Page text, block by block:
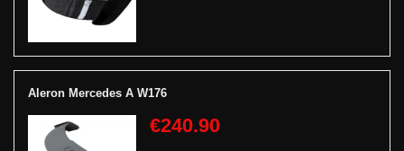
Aleron Mercedes A W176
€240.90